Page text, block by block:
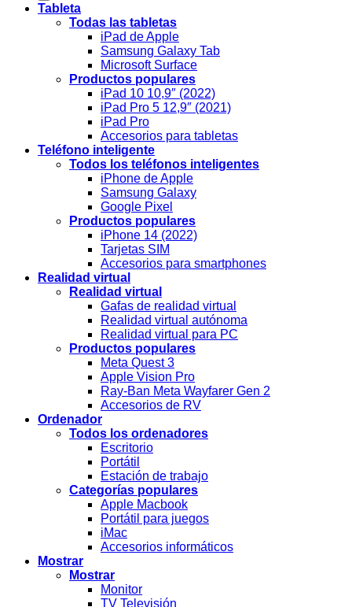
Tableta
Todas las tabletas
iPad de Apple
Samsung Galaxy Tab
Microsoft Surface
Productos populares
iPad 10 10,9″ (2022)
iPad Pro 5 12,9″ (2021)
iPad Pro
Accesorios para tabletas
Teléfono inteligente
Todos los teléfonos inteligentes
iPhone de Apple
Samsung Galaxy
Google Pixel
Productos populares
iPhone 14 (2022)
Tarjetas SIM
Accesorios para smartphones
Realidad virtual
Realidad virtual
Gafas de realidad virtual
Realidad virtual autónoma
Realidad virtual para PC
Productos populares
Meta Quest 3
Apple Vision Pro
Ray-Ban Meta Wayfarer Gen 2
Accesorios de RV
Ordenador
Todos los ordenadores
Escritorio
Portátil
Estación de trabajo
Categorías populares
Apple Macbook
Portátil para juegos
iMac
Accesorios informáticos
Mostrar
Mostrar
Monitor
TV Televisión